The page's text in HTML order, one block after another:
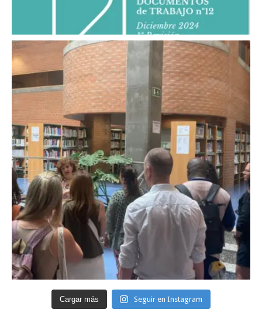
Cargar más Seguir en Instagram